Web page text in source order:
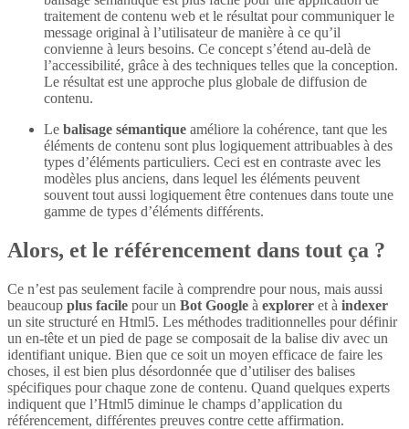
traitement de contenu web et le résultat pour communiquer le
message original à l’utilisateur de manière à ce qu’il
convienne à leurs besoins. Ce concept s’étend au-delà de
l’accessibilité, grâce à des techniques telles que la conception.
Le résultat est une approche plus globale de diffusion de
contenu.
Le balisage sémantique améliore la cohérence, tant que les
éléments de contenu sont plus logiquement attribuables à des
types d’éléments particuliers. Ceci est en contraste avec les
modèles plus anciens, dans lequel les éléments peuvent
souvent tout aussi logiquement être contenues dans toute une
gamme de types d’éléments différents.
Alors, et le référencement dans tout ça ?
Ce n’est pas seulement facile à comprendre pour nous, mais aussi
beaucoup plus facile pour un Bot Google à explorer et à indexer
un site structuré en Html5. Les méthodes traditionnelles pour définir
un en-tête et un pied de page se composait de la balise div avec un
identifiant unique. Bien que ce soit un moyen efficace de faire les
choses, il est bien plus désordonnée que d’utiliser des balises
spécifiques pour chaque zone de contenu. Quand quelques experts
indiquent que l’Html5 diminue le champs d’application du
référencement, différentes preuves contre cette affirmation.